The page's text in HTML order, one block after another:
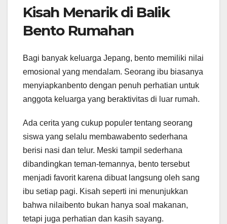
Kisah Menarik di Balik
Bento Rumahan
Bagi banyak keluarga Jepang, bento memiliki nilai
emosional yang mendalam. Seorang ibu biasanya
menyiapkanbento dengan penuh perhatian untuk
anggota keluarga yang beraktivitas di luar rumah.
Ada cerita yang cukup populer tentang seorang
siswa yang selalu membawabento sederhana
berisi nasi dan telur. Meski tampil sederhana
dibandingkan teman-temannya, bento tersebut
menjadi favorit karena dibuat langsung oleh sang
ibu setiap pagi. Kisah seperti ini menunjukkan
bahwa nilaibento bukan hanya soal makanan,
tetapi juga perhatian dan kasih sayang.